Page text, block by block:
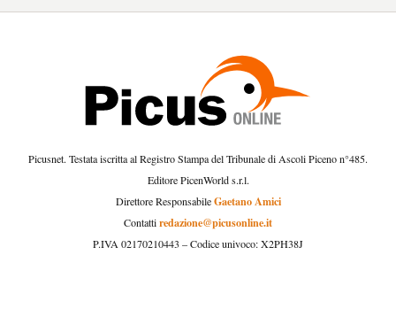
Picusnet. Testata iscritta al Registro Stampa del Tribunale di Ascoli Piceno n°485.
Editore PicenWorld s.r.l.
Direttore ResponsabileGaetano Amici
Contattiredazione@picusonline.it
P.IVA 02170210443 – Codice univoco: X2PH38J